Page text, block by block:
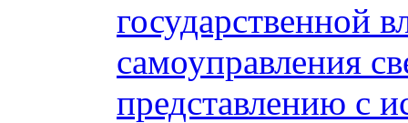
государственной
самоуправления
представлению с